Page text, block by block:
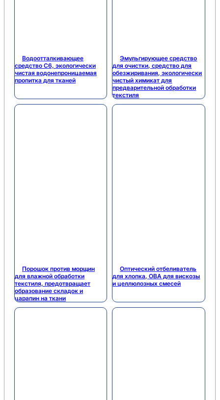
Водоотталкивающее
средство C6, экологически
чистая водонепроницаемая
пропитка для тканей
Эмульгирующее средство
для очистки, средство для
обезжиривания, экологически
чистый химикат для
предварительной обработки
текстиля
Порошок против морщин
для влажной обработки
текстиля, предотвращает
образование складок и
царапин на ткани
Оптический отбеливатель
для хлопка, OBA для вискозы
и целлюлозных смесей